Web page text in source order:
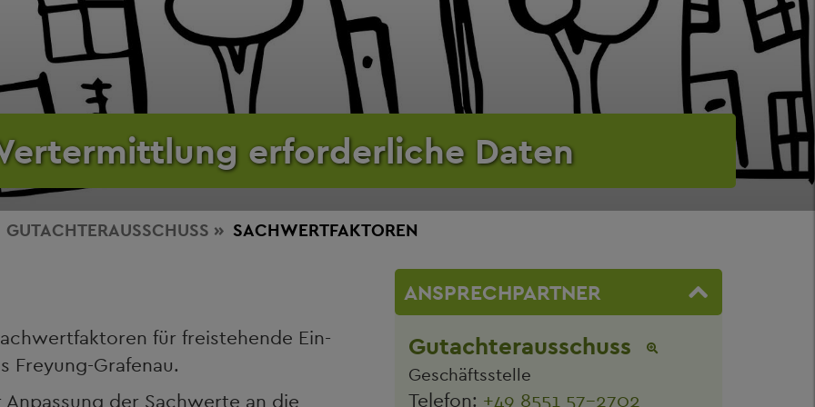
erforderliche Daten
GUTACHTERAUSSCHUSS SACHWERTFAKTOREN
für freistehende Ein-
Freyung-Grafenau.
der Sachwerte an die
ANSPRECHPARTNER
Gutachterausschuss
Geschäftsstelle
Telefon: +49 8551 57-2702